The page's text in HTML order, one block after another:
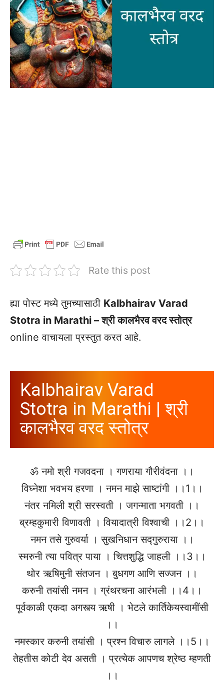
Rate this post
ह्या पोस्ट मध्ये तुमच्यासाठी Kalbhairav Varad
Stotra in Marathi – श्री कालभैरव वरद स्तोत्र
online वाचायला प्रस्तुत करत आहे.
Kalbhairav Varad
Stotra in Marathi | श्री
कालभैरव वरद स्तोत्र
ॐ नमो श्री गजवदना । गणराया गौरीवंदना ।।
विघ्नेशा भवभय हरणा । नमन माझे साष्टांगी ।।1।।
नंतर नमिली श्री सरस्वती । जगन्माता भगवती ।।
ब्रम्हकुमारी विणावती । वियादात्री विश्वाची ।।2।।
नमन तसे गुरुवर्या । सुखनिधान सद्गुरुराया ।।
स्मरुनी त्या पवित्र पाया । चित्तशुद्धि जाहली ।।3।।
थोर ऋषिमुनी संतजन । बुधगण आणि सज्जन ।।
करुनी तयांसी नमन । ग्रंथरचना आरंभली ।।4।।
पूर्वकाळी एकदा अगस्त्य ऋषी । भेटले कार्तिकेयस्वामींसी
।।
नमस्कार करुनी तयांसी । प्रश्न विचारु लागले ।।5।।
तेहतीस कोटी देव असती । प्रत्येक आपणच श्रेष्ठ म्हणती
।।